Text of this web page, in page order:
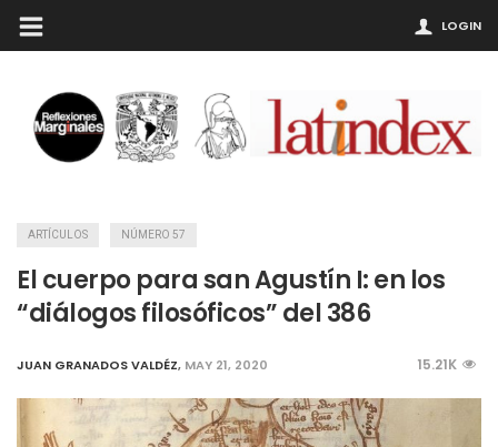
LOGIN
ARTÍCULOS NÚMERO 57
El cuerpo para san Agustín I: en los
“diálogos filosóficos” del 386
JUAN GRANADOS VALDÉZ, MAY 21, 2020 15.21K